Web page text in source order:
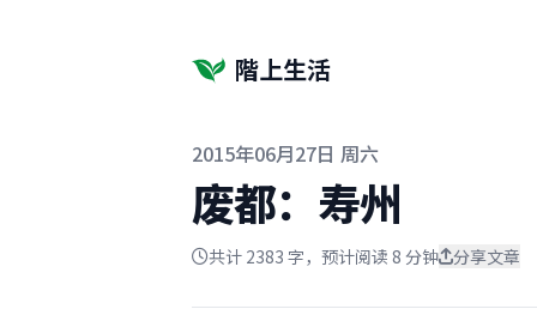
階上生活
发布于
2015年06月27日 周六
废都：寿州
共计 2383 字，预计阅读 8 分钟 分享文章